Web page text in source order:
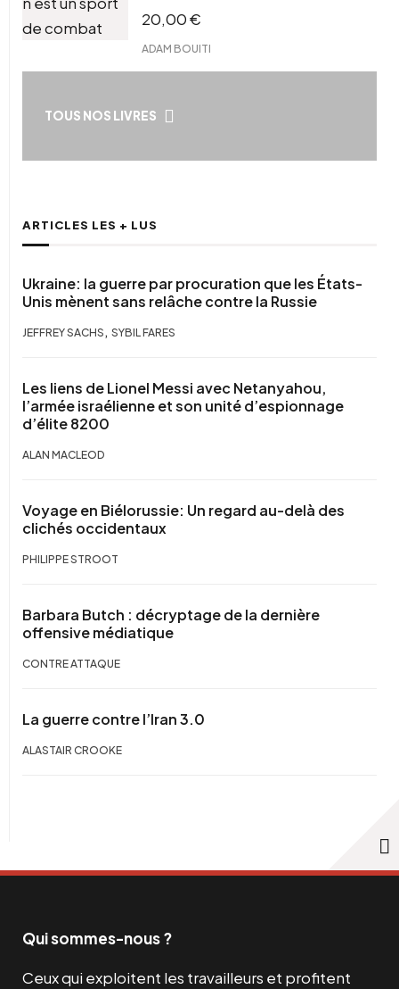
20,00€
ADAM BOUITI
TOUS NOS LIVRES
ARTICLES LES + LUS
Ukraine: la guerre par procuration que les États-
Unis mènent sans relâche contre la Russie
JEFFREY SACHS , SYBIL FARES
Les liens de Lionel Messi avec Netanyahou,
l’armée israélienne et son unité d’espionnage
d’élite 8200
ALAN MACLEOD
Voyage en Biélorussie: Un regard au-delà des
clichés occidentaux
PHILIPPE STROOT
Barbara Butch : décryptage de la dernière
offensive médiatique
CONTRE ATTAQUE
La guerre contre l’Iran 3.0
ALASTAIR CROOKE
Qui sommes-nous ?
Ceux qui exploitent les travailleurs et profitent